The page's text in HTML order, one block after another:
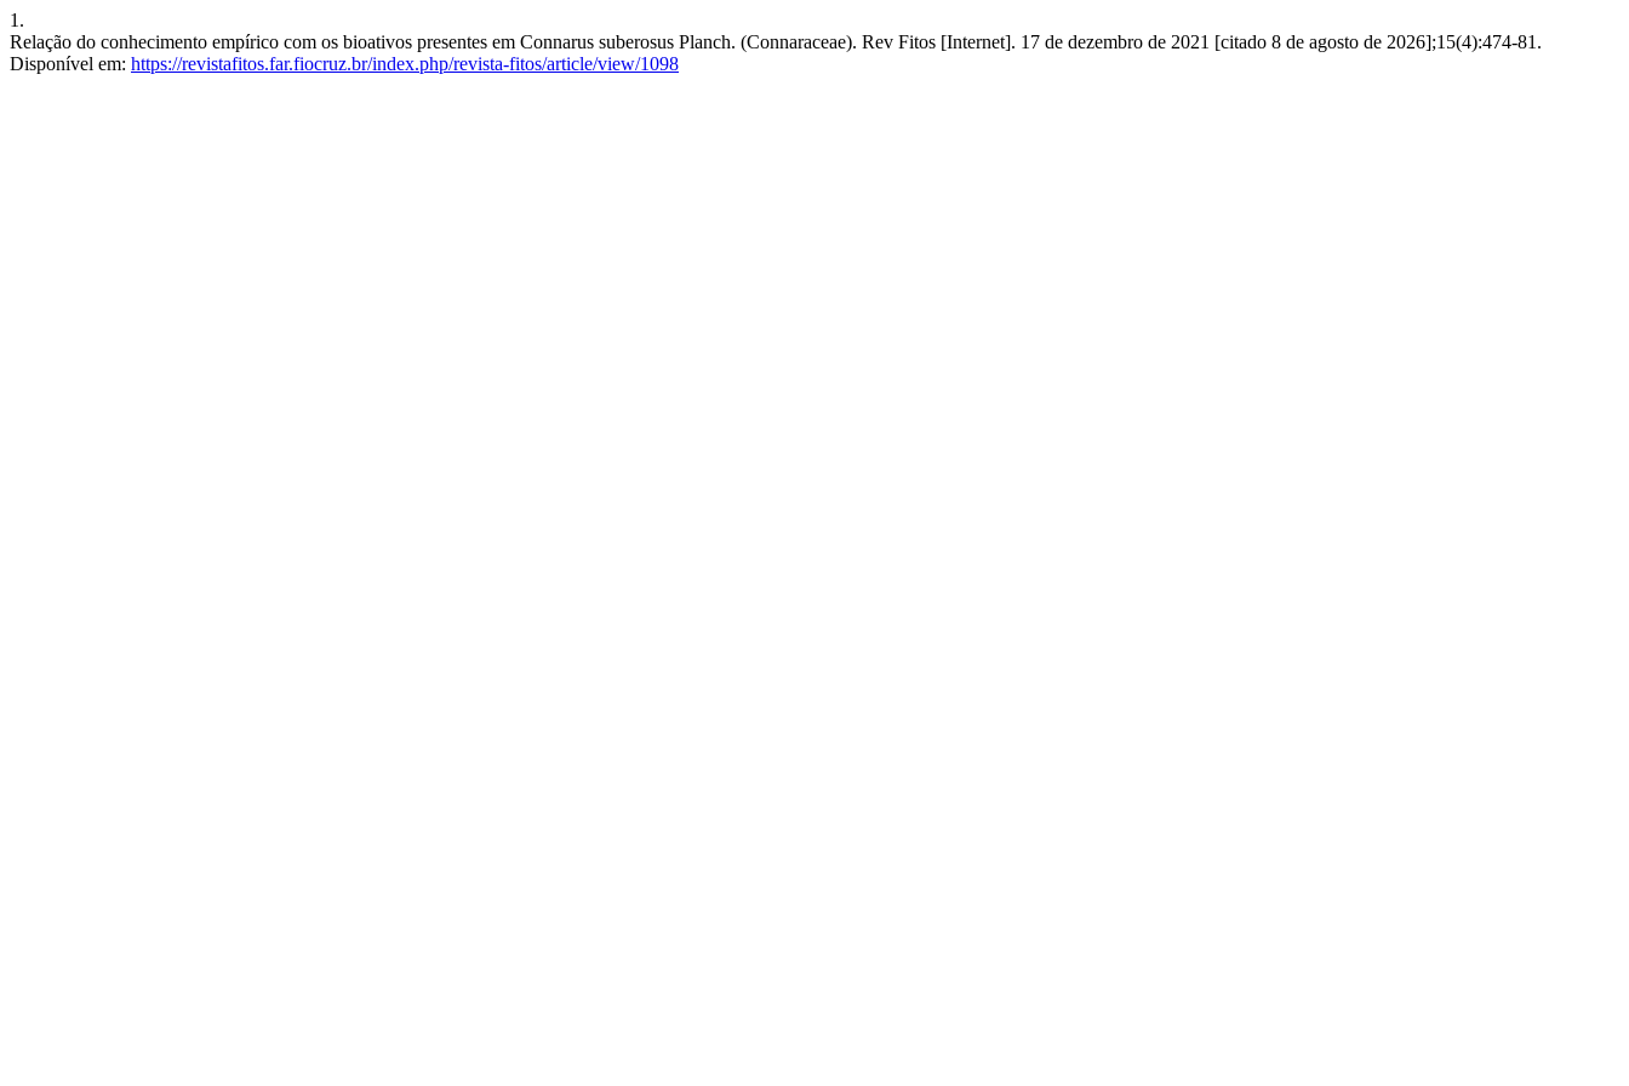
1.
Relação do conhecimento empírico com os bioativos presentes em Connarus suberosus Planch. (Connaraceae). Rev Fitos [Internet]. 17 de dezembro de 2021 [citado 8 de agosto de 2026];15(4):474-81.
Disponível em: https://revistafitos.far.fiocruz.br/index.php/revista-fitos/article/view/1098